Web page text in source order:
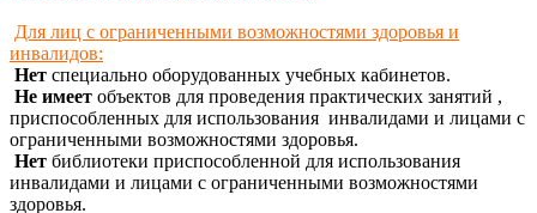
Для лиц с ограниченными возможностями здоровья и
инвалидов:
Нет специально оборудованных учебных кабинетов.
Не имеет объектов для проведения практических занятий ,
приспособленных для использования инвалидами и лицами с
ограниченными возможностями здоровья.
Нет библиотеки приспособленной для использования
инвалидами и лицами с ограниченными возможностями
здоровья.